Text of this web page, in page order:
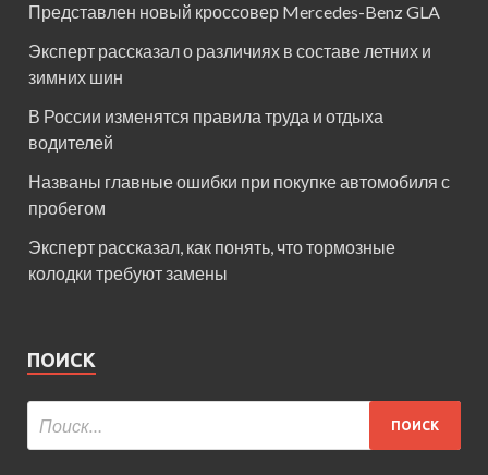
Представлен новый кроссовер Mercedes-Benz GLA
Эксперт рассказал о различиях в составе летних и
зимних шин
В России изменятся правила труда и отдыха
водителей
Названы главные ошибки при покупке автомобиля с
пробегом
Эксперт рассказал, как понять, что тормозные
колодки требуют замены
ПОИСК